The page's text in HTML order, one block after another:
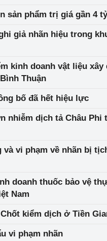
sản phẩm trị giá gần 4
giả nhãn hiệu trong
kinh doanh vật liệu xây
Thuận
bố đã hết hiệu lực
nhiễm dịch tả Châu Phi
và vi phạm về nhãn bị
doanh thuốc bảo vệ
Nam
kiểm dịch ở Tiền
vi phạm nhãn